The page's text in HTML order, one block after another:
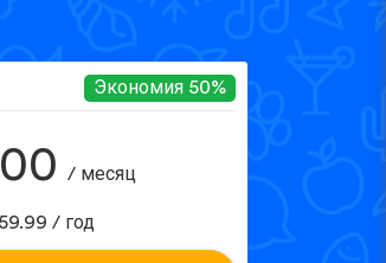
Экономия 50%
/ месяц
/ год